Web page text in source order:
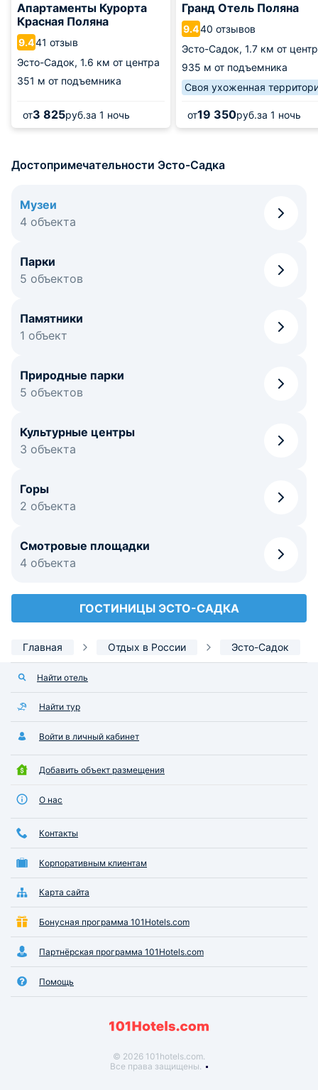
Апартаменты Курорта
Красная Поляна
9.441 отзыв
Эсто-Садок, 1.6 км от центра
351 м от подъемника
от3 825руб.за 1 ночь
Гранд Отель Поляна
9.440 отзывов
Эсто-Садок, 1.7 км от
935 м от подъемника
Своя ухоженная
от19 350руб.за 1 ночь
Достопримечательности Эсто-Садка
Музеи
4 объекта
Парки
5 объектов
Памятники
1 объект
Природные парки
5 объектов
Культурные центры
3 объекта
Горы
2 объекта
Смотровые площадки
4 объекта
ГОСТИНИЦЫ ЭСТО-САДКА
Главная Отдых в России Эсто-Садок
Найти отель
Найти тур
Войти в личный кабинет
Добавить объект размещения
О нас
Контакты
Корпоративным клиентам
Карта сайта
Бонусная программа 101Hotels.com
Партнёрская программа 101Hotels.com
Помощь
© 2026 101hotels.com.
Все права защищены.